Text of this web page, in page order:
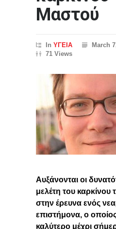
Μαστού
In ΥΓΕΙΑ
March
71 Views
Αυξάνονται οι
μελέτη του καρκίνου
στην έρευνα ενός
επιστήμονα, ο
καλύτερο μέχρι